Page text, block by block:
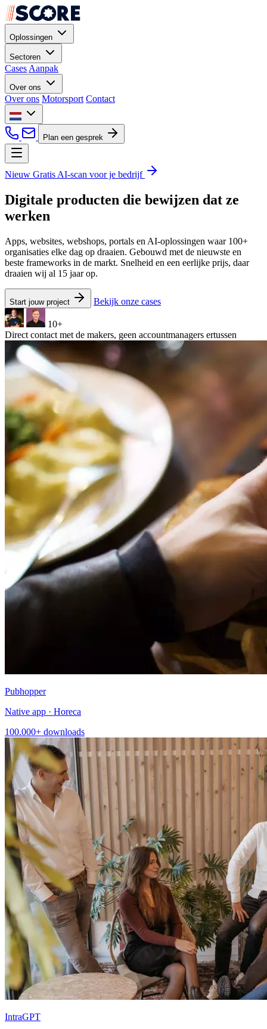
Oplossingen
Sectoren
Cases Aanpak
Over ons
Over ons Motorsport Contact
Plan een gesprek
Nieuw Gratis AI-scan voor je bedrijf
Digitale producten die bewijzen dat ze
werken
Apps, websites, webshops, portals en AI-oplossingen waar 100+
organisaties elke dag op draaien. Gebouwd met de nieuwste en
beste frameworks in de markt. Snelheid en een eerlijke prijs, daar
draaien wij al 15 jaar op.
Start jouw project Bekijk onze cases
10+
Direct contact met de makers, geen accountmanagers ertussen
Pubhopper
Native app · Horeca
100.000+ downloads
IntraGPT